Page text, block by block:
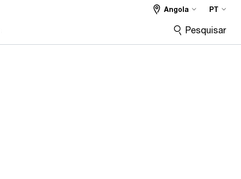
Angola PT
Pesquisar